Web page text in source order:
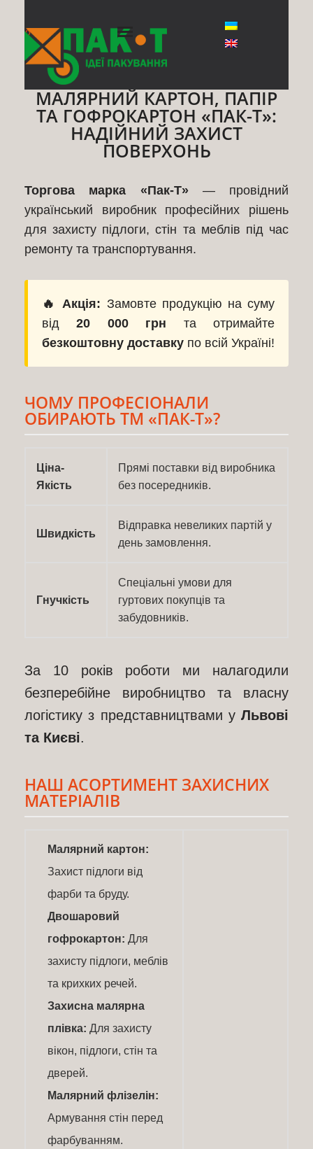
◊
МАЛЯРНИЙ КАРТОН, ПАПІР
ТА ГОФРОКАРТОН «ПАК-Т»:
НАДІЙНИЙ ЗАХИСТ
ПОВЕРХОНЬ
Торгова марка «Пак-Т»— провідний
український виробник професійних рішень
для захисту підлоги, стін та меблів під час
ремонту та транспортування.
🔥 Акція: Замовте продукцію на суму
від20 000 грн та отримайте
безкоштовну доставку по всій Україні!
ЧОМУ ПРОФЕСІОНАЛИ
ОБИРАЮТЬ ТМ «ПАК-Т»?
Ціна-
Якість
Прямі поставки від виробника
без посередників.
Швидкість
Відправка невеликих партій у
день замовлення.
Гнучкість
Спеціальні умови для
гуртових покупців та
забудовників.
За 10 років роботи ми налагодили
безперебійне виробництво та власну
логістику з представництвами у Львові
та Києві.
НАШ АСОРТИМЕНТ ЗАХИСНИХ
МАТЕРІАЛІВ
Малярний картон:
Захист підлоги від
фарби та бруду.
Двошаровий
гофрокартон: Для
захисту підлоги, меблів
та крихких речей.
Захисна малярна
плівка: Для захисту
вікон, підлоги, стін та
дверей.
Малярний флізелін:
Армування стін перед
фарбуванням.